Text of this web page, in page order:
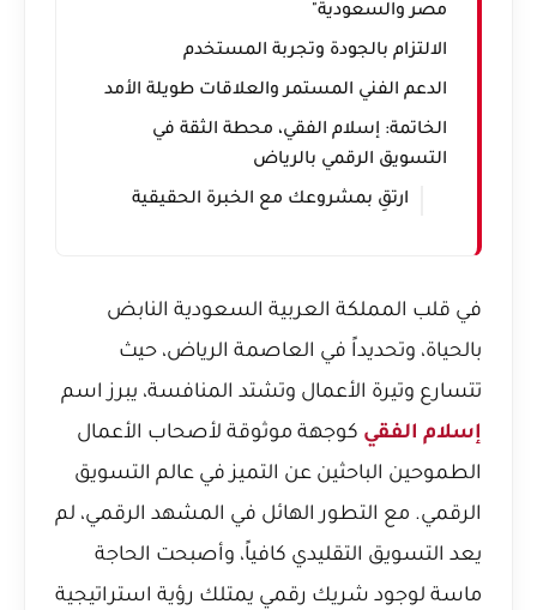
مصر والسعودية"
الالتزام بالجودة وتجربة المستخدم
الدعم الفني المستمر والعلاقات طويلة الأمد
الخاتمة: إسلام الفقي، محطة الثقة في
التسويق الرقمي بالرياض
ارتقِ بمشروعك مع الخبرة الحقيقية
في قلب المملكة العربية السعودية النابض
بالحياة، وتحديداً في العاصمة الرياض، حيث
تتسارع وتيرة الأعمال وتشتد المنافسة، يبرز اسم
إسلام الفقي كوجهة موثوقة لأصحاب الأعمال
الطموحين الباحثين عن التميز في عالم التسويق
الرقمي. مع التطور الهائل في المشهد الرقمي، لم
يعد التسويق التقليدي كافياً، وأصبحت الحاجة
ماسة لوجود شريك رقمي يمتلك رؤية استراتيجية